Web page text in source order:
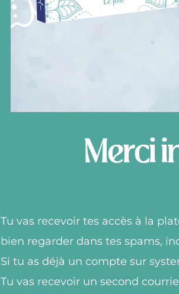
Merci
Tu vas recevoir tes accès à la
bien regarder dans tes spams,
Si tu as déjà un compte sur
Tu vas recevoir un second